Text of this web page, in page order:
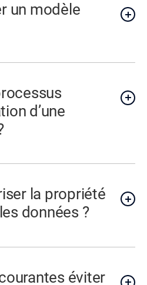
un modèle
d’une
la propriété
données ?
éviter